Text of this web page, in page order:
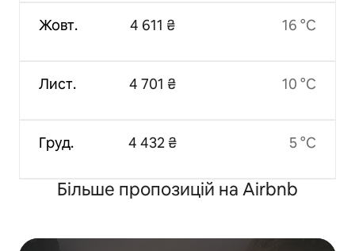
Жовт.
Лист.
Груд.
4 611 ₴
4 701 ₴
4 432 ₴
16 °C
10 °C
5 °C
Більше пропозицій на Airbnb